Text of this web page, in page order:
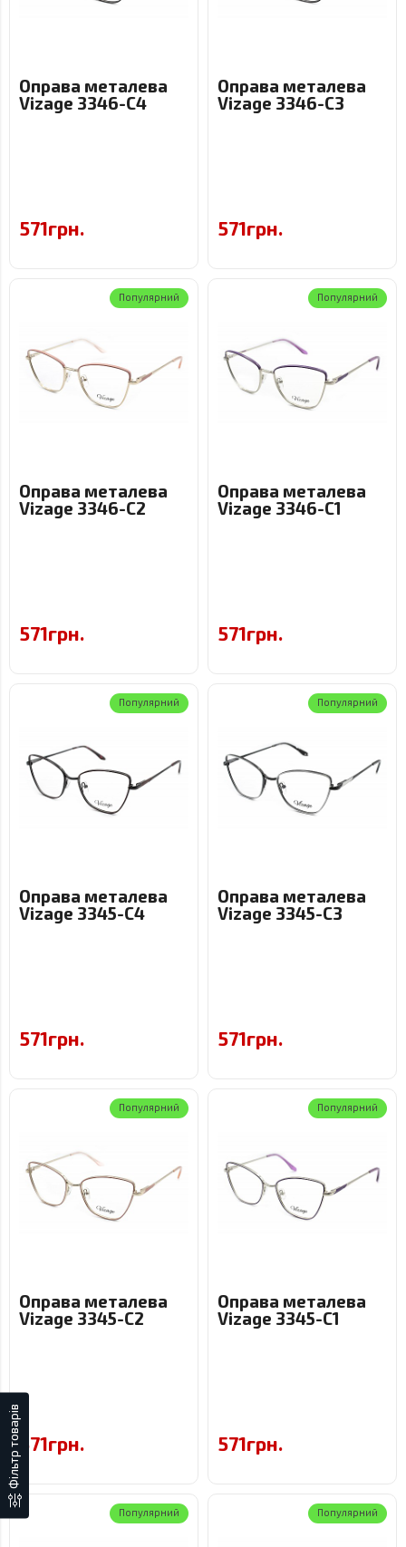
Фiльтр товарів
Оправа металева
Vizage 3346-C4
571грн.
Оправа металева
Vizage 3346-C3
571грн.
Популярний
Оправа металева
Vizage 3346-C2
571грн.
Популярний
Оправа металева
Vizage 3346-C1
571грн.
Популярний
Оправа металева
Vizage 3345-C4
571грн.
Популярний
Оправа металева
Vizage 3345-C3
571грн.
Популярний
Оправа металева
Vizage 3345-C2
571грн.
Популярний
Оправа металева
Vizage 3345-C1
571грн.
Популярний Популярний